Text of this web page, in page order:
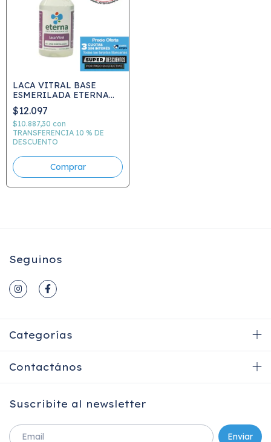
LACA VITRAL BASE
ESMERILADA ETERNA
125 M
$12.097
$10.887,30 con
TRANSFERENCIA 10 % DE
DESCUENTO
Seguinos
Categorías
Contactános
Suscribite al newsletter